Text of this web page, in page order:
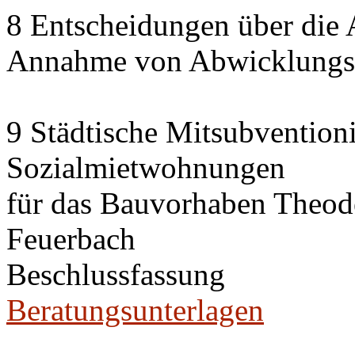
8 Entscheidungen über
Annahme von
9 Städtische
Sozialmietwohnungen
für das Bauvorhaben
Feuerbach
Beschlussfassung
Beratungsunterlagen